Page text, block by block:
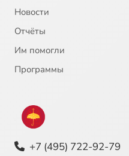
Новости
Отчёты
Им помогли
Программы
+7 (495) 722-92-79